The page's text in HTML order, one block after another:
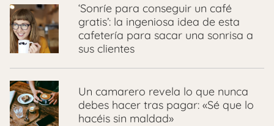
‘Sonríe para conseguir un café
gratis’: la ingeniosa idea de esta
cafetería para sacar una sonrisa a
sus clientes
Un camarero revela lo que nunca
debes hacer tras pagar: «Sé que lo
hacéis sin maldad»